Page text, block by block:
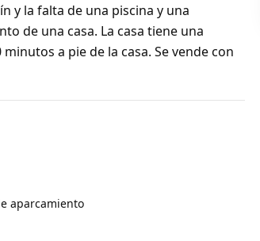
y la falta de una piscina y una
de una casa. La casa tiene una
a pie de la casa. Se vende con
aparcamiento